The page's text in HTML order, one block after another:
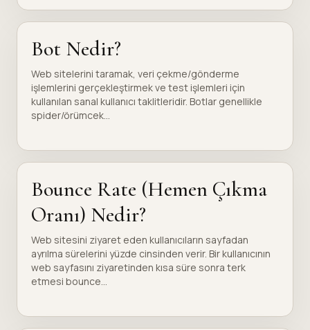
Bot Nedir?
Web sitelerini taramak, veri çekme/gönderme
işlemlerini gerçekleştirmek ve test işlemleri için
kullanılan sanal kullanıcı taklitleridir. Botlar genellikle
spider/örümcek...
Bounce Rate (Hemen Çıkma
Oranı) Nedir?
Web sitesini ziyaret eden kullanıcıların sayfadan
ayrılma sürelerini yüzde cinsinden verir. Bir kullanıcının
web sayfasını ziyaretinden kısa süre sonra terk
etmesi bounce...